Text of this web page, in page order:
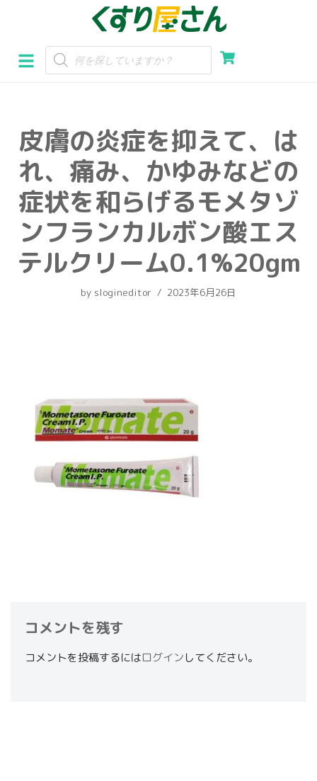
ン
テ
ッ
皮膚の炎症を抑えて、は
れ、痛み、かゆみなどの
症状を和らげるモメタゾ
ンフランカルボン酸エス
テルクリーム0.1%20gm
by slogineditor 2023年6月26日
コメントを残す
コメントを投稿するにはログインしてください。